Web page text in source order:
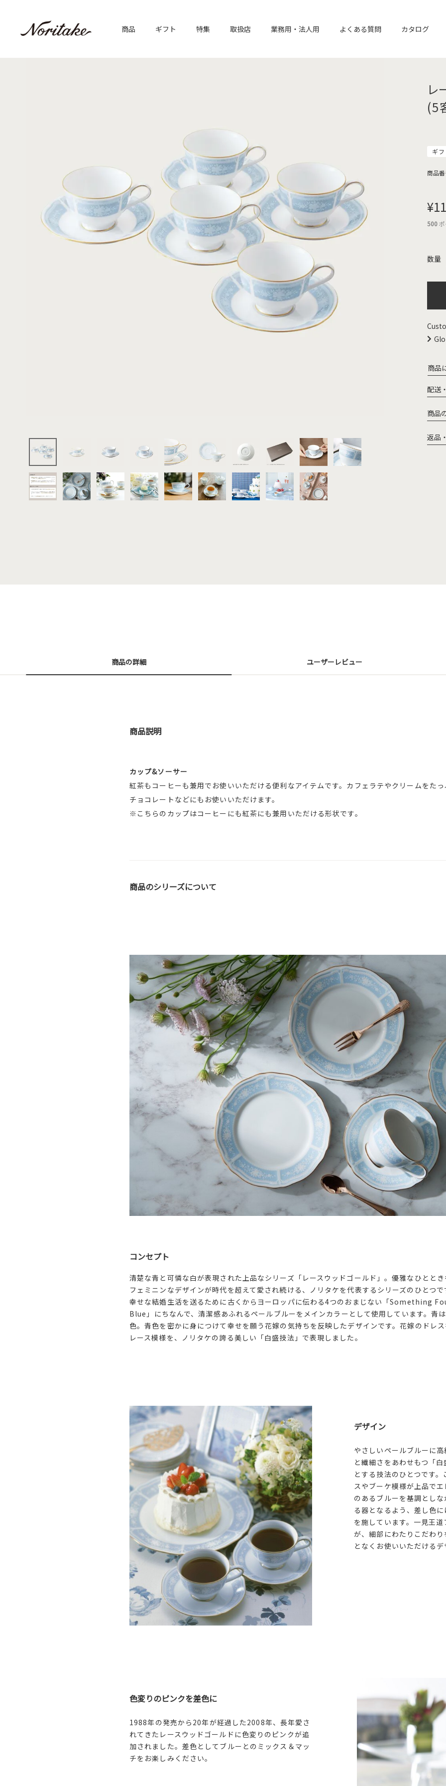
商品 ギフト 特集 取扱店 業務用・法人用 よくある質問 カタログ
レ
(5
ギ
商品
¥
500
商品
配送
商品
返品
商品の詳細 ユーザーレビュー
商品説明
カップ&ソーサー
紅茶もコーヒーも兼用でお使いいただける便利なアイテムです。カフェラテやクリームをた
チョコレートなどにもお使いいただけます。
※こちらのカップはコーヒーにも紅茶にも兼用いただける形状です。
商品のシリーズについて
コンセプト
清楚な青と可憐な白が表現された上品なシリーズ「レースウッドゴールド」。優雅なひとと
フェミニンなデザインが時代を超えて愛され続ける、ノリタケを代表するシリーズのひとつで
幸せな結婚生活を送るために古くからヨーロッパに伝わる4つのおまじない「Something
Blue」にちなんで、清潔感あふれるペールブルーをメインカラーとして使用しています。青
色。青色を密かに身につけて幸せを願う花嫁の気持ちを反映したデザインです。花嫁のドレ
レース模様を、ノリタケの誇る美しい「白盛技法」で表現しました。
デザイン
やさしいペールブルーに
と繊細さをあわせもつ「
とする技法のひとつです
スやブーケ模様が上品で
のあるブルーを基調とし
る器となるよう、差し色
を施しています。一見王
が、細部にわたりこだわ
となくお使いいただけるデ
色変りのピンクを差色に
1988年の発売から20年が経過した2008年、長年愛さ
れてきたレースウッドゴールドに色変りのピンクが追
加されました。差色としてブルーとのミックス＆マッ
チをお楽しみください。